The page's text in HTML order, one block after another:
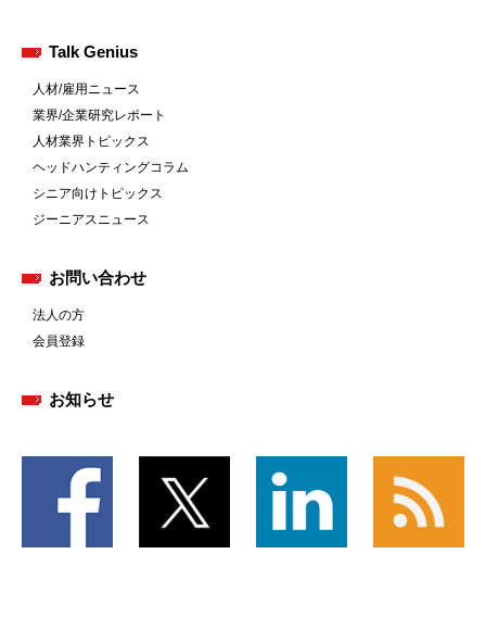
Talk Genius
人材/雇用ニュース
業界/企業研究レポート
人材業界トピックス
ヘッドハンティングコラム
シニア向けトピックス
ジーニアスニュース
お問い合わせ
法人の方
会員登録
お知らせ